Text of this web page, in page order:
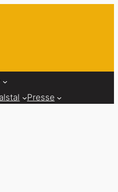
Presse